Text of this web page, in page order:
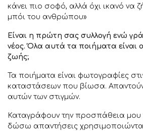
κάνει πιο σοφό, αλλά όχι ικανό να
μπόι του ανθρώπου»
Είναι η πρώτη σας συλλογή ενώ
νέος. Όλα αυτά τα ποιήματα είναι
ζωής;
Τα ποιήματα είναι φωτογραφίες
καταστάσεων που βίωσα.
αυτών των στιγμών.
Καταγράφουν την προσπάθεια
δώσω απαντήσεις